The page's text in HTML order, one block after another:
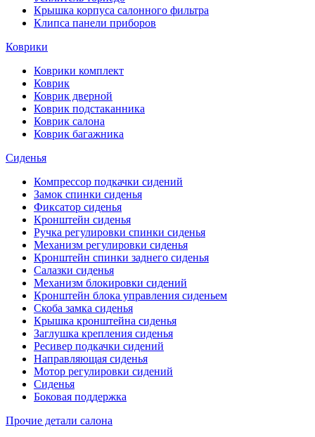
Крышка корпуса салонного фильтра
Клипса панели приборов
Коврики
Коврики комплект
Коврик
Коврик дверной
Коврик подстаканника
Коврик салона
Коврик багажника
Сиденья
Компрессор подкачки сидений
Замок спинки сиденья
Фиксатор сиденья
Кронштейн сиденья
Ручка регулировки спинки сиденья
Механизм регулировки сиденья
Кронштейн спинки заднего сиденья
Салазки сиденья
Механизм блокировки сидений
Кронштейн блока управления сиденьем
Скоба замка сиденья
Крышка кронштейна сиденья
Заглушка крепления сиденья
Ресивер подкачки сидений
Направляющая сиденья
Мотор регулировки сидений
Сиденья
Боковая поддержка
Прочие детали салона